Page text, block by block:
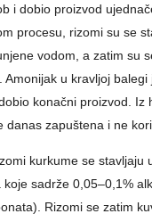
i dobio proizvod
procesu, rizomi su se
vodom, a zatim su
Amonijak u kravljoj balegi
konačni proizvod. Iz
danas zapuštena i ne
kurkume se stavljaju
sadrže 0,05–0,1%
Rizomi se zatim